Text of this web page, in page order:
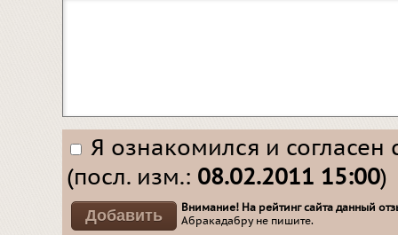
Я ознакомился и согласен
(посл. изм.: 08.02.2011 15:00)
Внимание! На рейтинг сайта данный
Абракадабру не пишите.